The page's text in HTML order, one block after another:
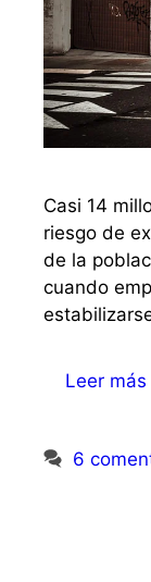
Casi 14
riesgo de
de la
cuando
Leer más
6